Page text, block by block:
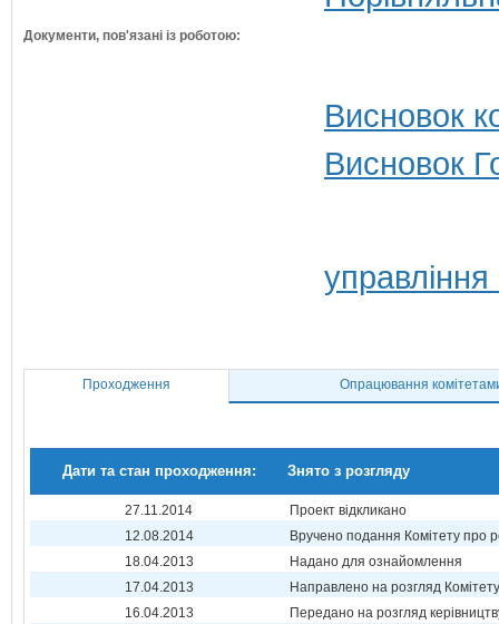
Документи, пов'язані із роботою:
Висновок
Висновок
Проходження Опрацювання
Дати та стан проходження: Знято з розгляду
27.11.2014
Проект відкликано
12.08.2014
Вручено подання Комітету про
18.04.2013
Надано для ознайомлення
17.04.2013
Направлено на розгляд Комітету
16.04.2013
Передано на розгляд